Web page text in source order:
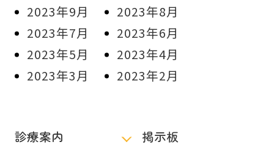
2023年9月
2023年8月
2023年7月
2023年6月
2023年5月
2023年4月
2023年3月
2023年2月
診療案内 掲示板